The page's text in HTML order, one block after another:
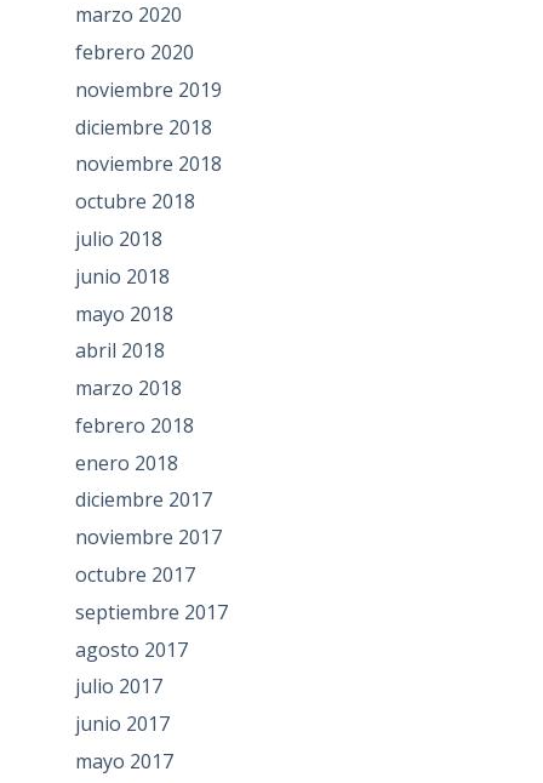
marzo 2020
febrero 2020
noviembre 2019
diciembre 2018
noviembre 2018
octubre 2018
julio 2018
junio 2018
mayo 2018
abril 2018
marzo 2018
febrero 2018
enero 2018
diciembre 2017
noviembre 2017
octubre 2017
septiembre 2017
agosto 2017
julio 2017
junio 2017
mayo 2017